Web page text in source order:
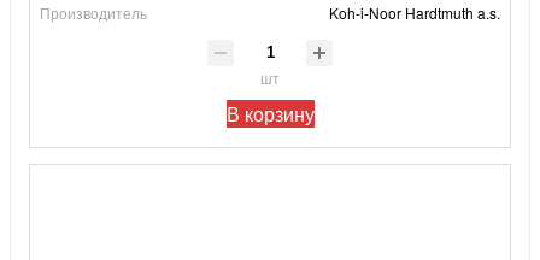
Производитель Koh-i-Noor Hardtmuth a.s.
шт
В корзину